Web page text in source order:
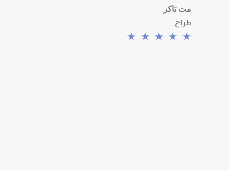
مت تاکر
طراح